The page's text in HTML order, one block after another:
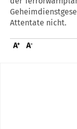
Attentate nicht.